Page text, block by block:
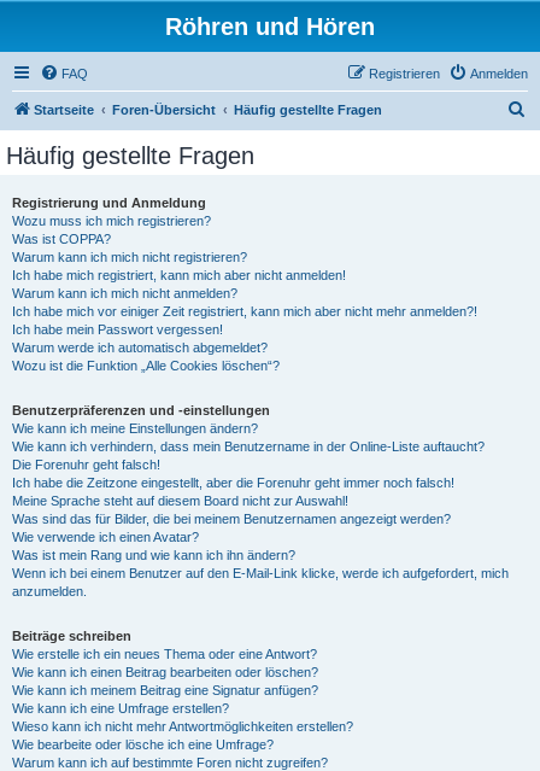
Röhren und Hören
FAQ Anmelden
Registrieren
Startseite Foren-Übersicht Häufig gestellte Fragen
Häufig gestellte Fragen
Registrierung und Anmeldung
Wozu muss ich mich registrieren?
Was ist COPPA?
Warum kann ich mich nicht registrieren?
Ich habe mich registriert, kann mich aber nicht anmelden!
Warum kann ich mich nicht anmelden?
Ich habe mich vor einiger Zeit registriert, kann mich aber nicht mehr anmelden?!
Ich habe mein Passwort vergessen!
Warum werde ich automatisch abgemeldet?
Wozu ist die Funktion „Alle Cookies löschen“?
Benutzerpräferenzen und -einstellungen
Wie kann ich meine Einstellungen ändern?
Wie kann ich verhindern, dass mein Benutzername in der Online-Liste auftaucht?
Die Forenuhr geht falsch!
Ich habe die Zeitzone eingestellt, aber die Forenuhr geht immer noch falsch!
Meine Sprache steht auf diesem Board nicht zur Auswahl!
Was sind das für Bilder, die bei meinem Benutzernamen angezeigt werden?
Wie verwende ich einen Avatar?
Was ist mein Rang und wie kann ich ihn ändern?
Wenn ich bei einem Benutzer auf den E-Mail-Link klicke, werde ich aufgefordert, mich
anzumelden.
Beiträge schreiben
Wie erstelle ich ein neues Thema oder eine Antwort?
Wie kann ich einen Beitrag bearbeiten oder löschen?
Wie kann ich meinem Beitrag eine Signatur anfügen?
Wie kann ich eine Umfrage erstellen?
Wieso kann ich nicht mehr Antwortmöglichkeiten erstellen?
Wie bearbeite oder lösche ich eine Umfrage?
Warum kann ich auf bestimmte Foren nicht zugreifen?